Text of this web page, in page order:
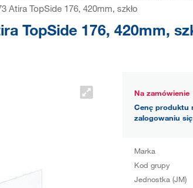
Atira TopSide 176, 420mm, szkło
TopSide 176, 420mm,
Na zamówienie
Cenę produktu
zalogowaniu
Marka
Kod grupy
Jednostka (JM)